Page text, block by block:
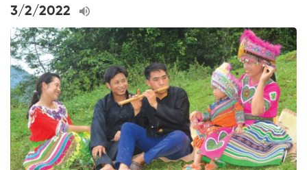
3/2/2022